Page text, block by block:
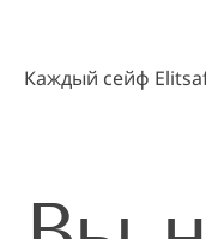
Каждый сейф